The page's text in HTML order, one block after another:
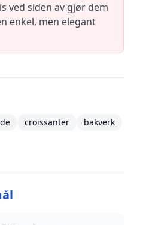
ved siden av gjør dem
enkel, men elegant
croissanter
bakverk